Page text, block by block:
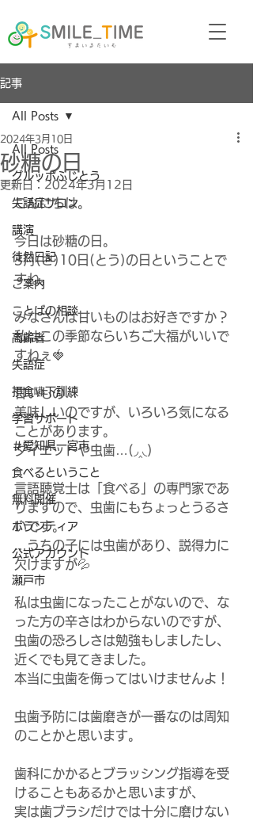
記事
All Posts
グルッポふじとう
失語症サロン
講演
徒然日記
ご案内
ことばの相談
高齢者
失語症
摂食嚥下訓練
学習サポート
＃愛知県一宮市
食べるということ
無料開催
ボランティア
公式アカウント
瀬戸市
All Posts
砂糖の日
2024年3月10日
更新日： 2024年3月12日
こんにちは。
今日は砂糖の日。
3月(さ)10日(とう)の日ということで
すね。
みなさんは甘いものはお好きですか？
私はこの季節ならいちご大福がいいで
すねぇ🍓
甘いもの…
美味しいのですが、いろいろ気になる
ことがあります。
ダイエットや虫歯…(◞‸◟)
言語聴覚士は「食べる」の専門家であ
りますので、虫歯にもちょっとうるさ
いです。
…うちの子には虫歯があり、説得力に
欠けますが💦
私は虫歯になったことがないので、な
った方の辛さはわからないのですが、
虫歯の恐ろしさは勉強もしましたし、
近くでも見てきました。
本当に虫歯を侮ってはいけませんよ！
虫歯予防には歯磨きが一番なのは周知
のことかと思います。
歯科にかかるとブラッシング指導を受
けることもあるかと思いますが、
実は歯ブラシだけでは十分に磨けない